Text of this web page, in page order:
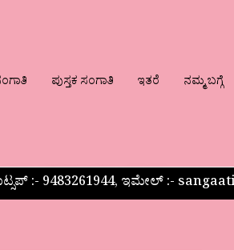
ಪುಸ್ತಕ ಸಂಗಾತಿ ಇತರೆ ನಮ್ಮ ಬಗ್ಗೆ
:- 9483261944, ಇಮೇಲ್ :-